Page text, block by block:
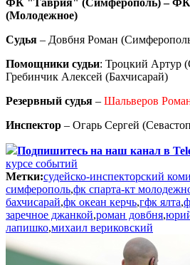
(Молодежное)
Судья – Довбня Роман
Помощники судьи: Троцкий Артур
Гребинчик Алексей (Бахчисарай)
Резервный судья – Шальверов
Инспектор – Огарь Сергей
Подпишитесь на наш канал в
курсе событий
Метки:судейско-инспекторский
симферополь,фк спарта-кт
бахчисарай,фк океан керчь,гфк ялта,
заречное джанкой,роман довбня,
лапишко,михаил вериковский